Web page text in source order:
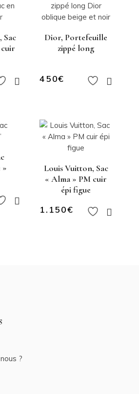
Sac
cuir
Dior, Portefeuille
zippé long
450€
»
Louis Vuitton, Sac
« Alma » PM cuir
épi figue
1.150€
?